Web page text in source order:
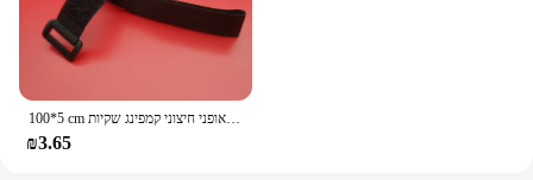
100*5 cm ניילון מטען רצועות צמדן אטב מחגר חגורת מטען מחזיק אטב עבור אופנוע אופני חיצוני קמפינג שקיות
₪3.65